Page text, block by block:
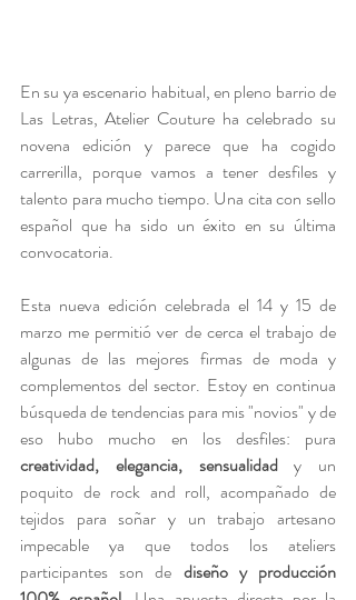
En su ya escenario habitual, en pleno barrio de
Las Letras, Atelier Couture ha celebrado su
novena edición y parece que ha cogido
carrerilla, porque vamos a tener desfiles y
talento para mucho tiempo. Una cita con sello
español que ha sido un éxito en su última
convocatoria.
Esta nueva edición celebrada el 14 y 15 de
marzo me permitió ver de cerca el trabajo de
algunas de las mejores firmas de moda y
complementos del sector. Estoy en continua
búsqueda de tendencias para mis "novios" y de
creatividad, elegancia, sensualidad y un
poquito de rock and roll, acompañado de
tejidos para soñar y un trabajo artesano
impecable ya que todos los ateliers
participantes son de diseño y producción